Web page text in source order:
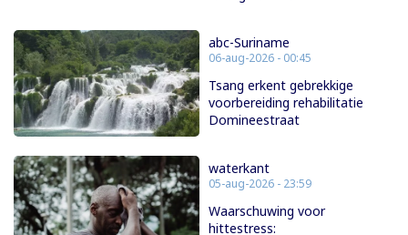
abc-Suriname
06-aug-2026 - 00:45
Tsang erkent gebrekkige
voorbereiding rehabilitatie
Domineestraat
waterkant
05-aug-2026 - 23:59
Waarschuwing voor
hittestress: